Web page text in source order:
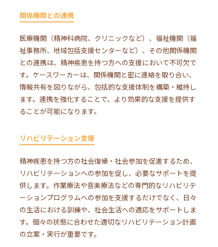
関係機関との連携
医療機関（精神科病院、クリニックなど）、福祉機関（福
祉事務所、地域包括支援センターなど）、その他関係機関
との連携は、精神疾患を持つ方への支援において不可欠で
す。ケースワーカーは、関係機関と密に連絡を取り合い、
情報共有を図りながら、包括的な支援体制を構築・維持し
ます。連携を強化することで、より効果的な支援を提供す
ることが可能になります。
リハビリテーション支援
精神疾患を持つ方の社会復帰・社会参加を促進するため、
リハビリテーションへの参加を促し、必要なサポートを提
供します。作業療法や音楽療法などの専門的なリハビリテ
ーションプログラムへの参加を支援するだけでなく、日々
の生活における訓練や、社会生活への適応をサポートしま
す。個々の状態に合わせた適切なリハビリテーション計画
の立案・実行が重要です。